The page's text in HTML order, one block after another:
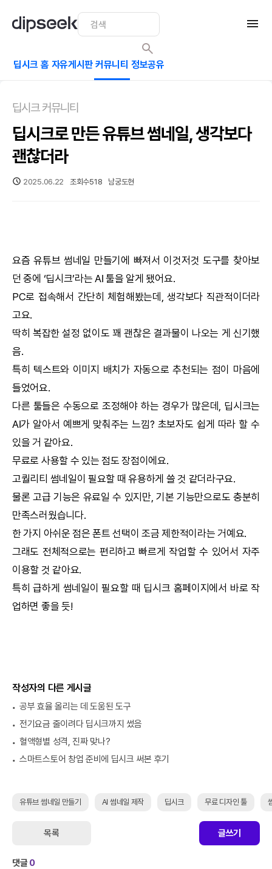
딥시크 홈 자유게시판 커뮤니티 정보공유
딥시크 커뮤니티
딥시크로 만든 유튜브 썸네일, 생각보다
괜찮더라
2025.06.22 조회수518 남궁도현
요즘 유튜브 썸네일 만들기에 빠져서 이것저것 도구를 찾아보
던 중에 ‘딥시크’라는AI 툴을 알게 됐어요.
PC로 접속해서 간단히 체험해봤는데, 생각보다 직관적이더라
고요.
딱히 복잡한 설정 없이도 꽤 괜찮은 결과물이 나오는 게 신기했
음.
특히 텍스트와 이미지 배치가 자동으로 추천되는 점이 마음에
들었어요.
다른 툴들은 수동으로 조정해야 하는 경우가 많은데, 딥시크는
AI가 알아서 예쁘게 맞춰주는 느낌? 초보자도 쉽게 따라 할 수
있을 거 같아요.
무료로 사용할 수 있는 점도 장점이에요.
고퀄리티 썸네일이 필요할 때 유용하게 쓸 것 같더라구요.
물론 고급 기능은 유료일 수 있지만, 기본 기능만으로도 충분히
만족스러웠습니다.
한 가지 아쉬운 점은 폰트 선택이 조금 제한적이라는 거예요.
그래도 전체적으로는 편리하고 빠르게 작업할 수 있어서 자주
이용할 것 같아요.
특히 급하게 썸네일이 필요할 때 딥시크 홈페이지에서 바로 작
업하면 좋을 듯!
작성자의 다른 게시글
공부 효율 올리는 데 도움된 도구
전기요금 줄이려다 딥시크까지 썼음
혈액형별 성격, 진짜 맞나?
스마트스토어 창업 준비에 딥시크 써본 후기
유튜브 썸네일 만들기 AI 썸네일 제작 딥시크 무료 디자인 툴
목록 글쓰기
댓글0